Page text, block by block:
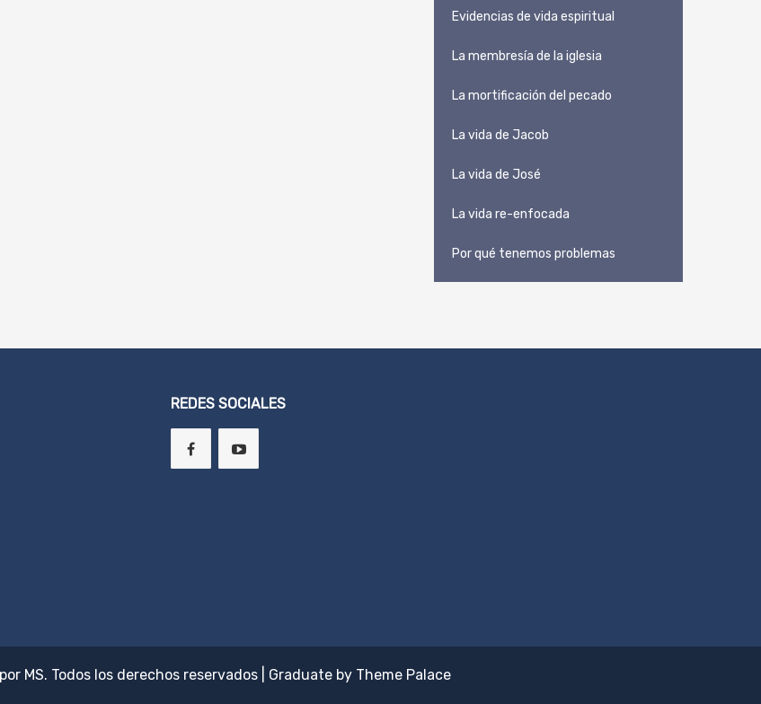
Evidencias de vida espiritual
La membresía de la iglesia
La mortificación del pecado
La vida de Jacob
La vida de José
La vida re-enfocada
Por qué tenemos problemas
REDES SOCIALES
MS. Todos los derechos reservados Graduate by Theme Palace